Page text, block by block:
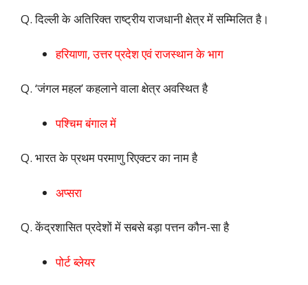
Q. दिल्ली के अतिरिक्त राष्ट्रीय राजधानी क्षेत्र में सम्मिलित है।
हरियाणा, उत्तर प्रदेश एवं राजस्थान के भाग
Q. ‘जंगल महल’ कहलाने वाला क्षेत्र अवस्थित है
पश्चिम बंगाल में
Q. भारत के प्रथम परमाणु रिएक्टर का नाम है
अप्सरा
Q.केंद्रशासित प्रदेशों में सबसे बड़ा पत्तन कौन-सा है
पोर्ट ब्लेयर